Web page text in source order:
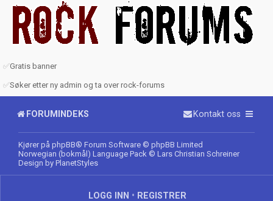
✅Gratis banner
✅Søker etter ny admin og ta over rock-forums
FORUMINDEKS Kontakt oss
Kjører på phpBB® Forum Software © phpBB Limited
Norwegian (bokmål) Language Pack © Lars Christian Schreiner
Design by PlanetStyles
LOGG INN • REGISTRER